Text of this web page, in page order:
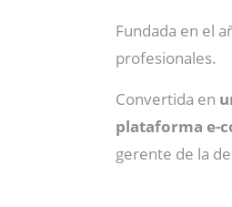
Fundada en el
profesionales.
Convertida en
plataforma e-
gerente de la